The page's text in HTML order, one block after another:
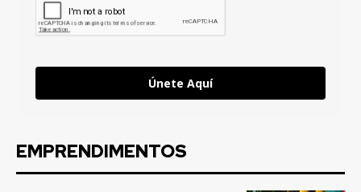
Únete Aquí
EMPRENDIMENTOS